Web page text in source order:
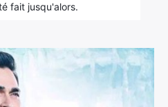
fait jusqu'alors.